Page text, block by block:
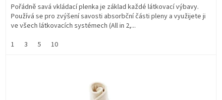
Pořádně savá vkládací plenka je základ každé látkovací výbavy.
Používá se pro zvýšení savosti absorbční části pleny a využijete ji
ve všech látkovacích systémech (All in 2,...
1
3 5 10